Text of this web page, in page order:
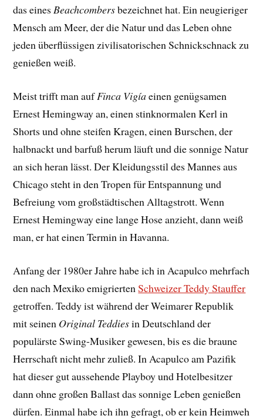
das einesBeachcombersbezeichnet hat. Ein neugieriger
Mensch am Meer, der die Natur und das Leben ohne
jeden überflüssigen zivilisatorischen Schnickschnack zu
genießen weiß.
Meist trifft man aufFinca Vigíaeinen genügsamen
Ernest Hemingway an, einen stinknormalen Kerl in
Shorts und ohne steifen Kragen, einen Burschen, der
halbnackt und barfuß herum läuft und die sonnige Natur
an sich heran lässt. Der Kleidungsstil des Mannes aus
Chicago steht in den Tropen für Entspannung und
Befreiung vom großstädtischen Alltagstrott. Wenn
Ernest Hemingway eine lange Hose anzieht, dann weiß
man, er hat einen Termin in Havanna.
Anfang der 1980er Jahre habe ich in Acapulco mehrfach
den nach Mexiko emigriertenSchweizer Teddy Stauffer
getroffen. Teddy ist während der Weimarer Republik
mit seinen Original Teddiesin Deutschland der
populärste Swing-Musiker gewesen, bis es die braune
Herrschaft nicht mehr zuließ. In Acapulco am Pazifik
hat dieser gut aussehende Playboy und Hotelbesitzer
dann ohne großen Ballast das sonnige Leben genießen
dürfen. Einmal habe ich ihn gefragt, ob er kein Heimweh